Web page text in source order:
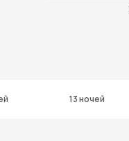
13 ночей